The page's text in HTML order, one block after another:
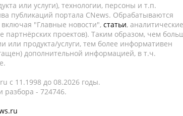
или услуги), технологии, персоны и т.п.
публикаций портала CNews. Обрабатываются
включая "Главные новости", статьи, аналитические
проектов). Таким образом, чем
продукта/услуги, тем более информативен
дополнительной информацией, в т.ч.
c 11.1998 до 08.2026 годы.
разбора - 724746.